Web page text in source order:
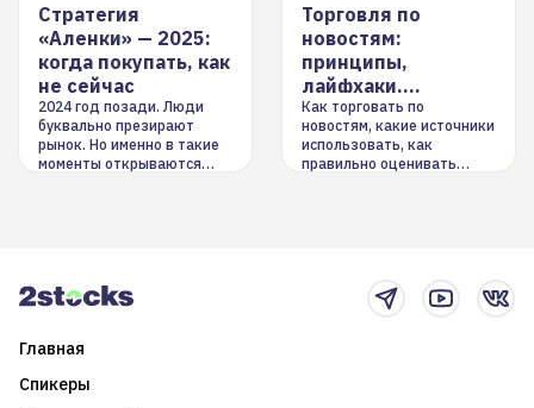
Стратегия
«Аленки» — 2025:
когда покупать, как
не сейчас
2024 год позади. Люди
буквально презирают
рынок. Но именно в такие
моменты открываются
Торговля по
новостям:
принципы,
лайфхаки,
инструменты
Как торговать по
новостям, какие источники
использовать, как
правильно оценивать
Главная
Спикеры